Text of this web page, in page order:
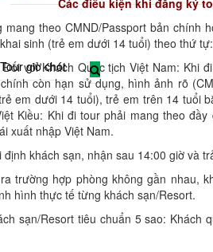
Tour giờ chót
Các điều kiện khi đăng ký
theo CMND/Passport bản chính
sinh (trẻ em dưới 14 tuổi) theo thứ
với Khách Quốc tịch Việt Nam: Khi
còn hạn sử dụng, hình ảnh rõ
em dưới 14 tuổi), trẻ em trên 14 tuổi
Kiều: Khi đi tour phải mang theo
xuất nhập Việt Nam.
khách sạn, nhận sau 14:00 giờ và
trường hợp phòng không gần nhau,
hình thực tế từng khách sạn/Resort.
sạn/Resort tiêu chuẩn 5 sao: Khách